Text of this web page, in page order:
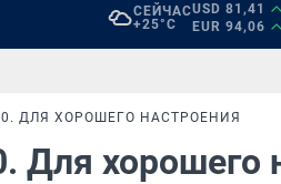
СЕЙЧАС
+25°C
USD 81,41
EUR 94,06
ДЛЯ ХОРОШЕГО НАСТРОЕНИЯ
хорошего